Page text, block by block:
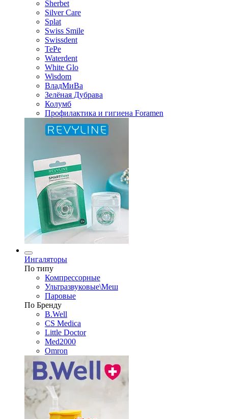
Sherbet
Silver Care
Splat
Swiss Smile
Swissdent
TePe
Waterdent
White Glo
Wisdom
ВладМиВа
Зелёная Дубрава
Колумб
Профилактика и гигиена Foramen
Ингаляторы
По типу
Компрессорные
Ультразвуковые\Меш
Паровые
По Бренду
B.Well
CS Medica
Little Doctor
Med2000
Omron